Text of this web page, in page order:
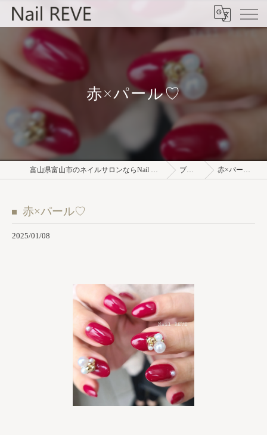
赤×パール♡
富山県富山市のネイルサロンならNail REVE ブログ 赤×パール♡
赤×パール♡
2025/01/08